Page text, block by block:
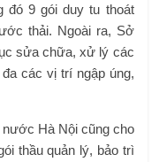
đó 9 gói duy tu thoát
thải. Ngoài ra, Sở
sửa chữa, xử lý các
các vị trí ngập úng,
Hà Nội cũng cho
thầu quản lý, bảo trì